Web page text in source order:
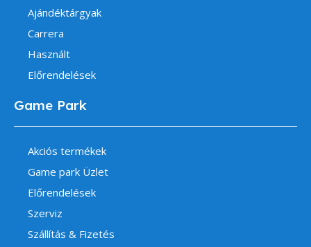
Ajándéktárgyak
Carrera
Használt
Előrendelések
Game Park
Akciós termékek
Game park Üzlet
Előrendelések
Szerviz
Szállítás & Fizetés